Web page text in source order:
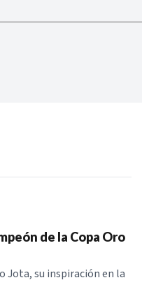
de la Copa Oro
Jota, su inspiración en la